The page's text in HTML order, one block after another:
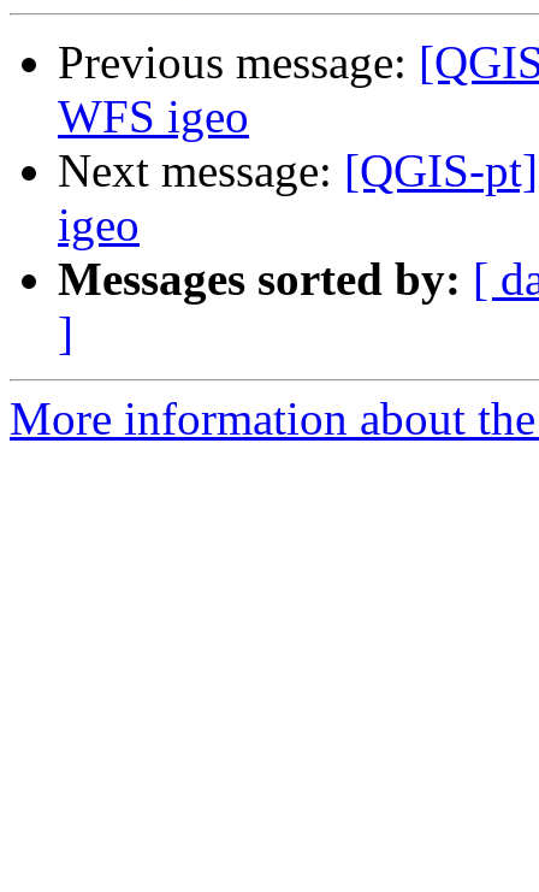
Previous message:
WFS igeo
Next message: [QGIS-
igeo
Messages sorted by: [
]
More information about